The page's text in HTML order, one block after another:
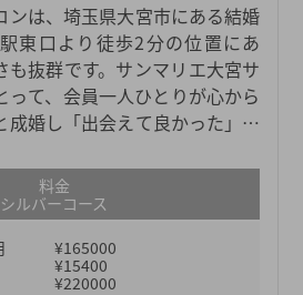
ンは、埼玉県大宮市にある結婚
東口より徒歩2分の位置にあ
も抜群です。サンマリエ大宮サ
って、会員一人ひとりが心から
成婚し「出会えて良かった」と
でも寄り添ってくれるので、大
検討している方は、ぜひ足を運
料金
シルバーコース
¥165000
¥15400
¥220000